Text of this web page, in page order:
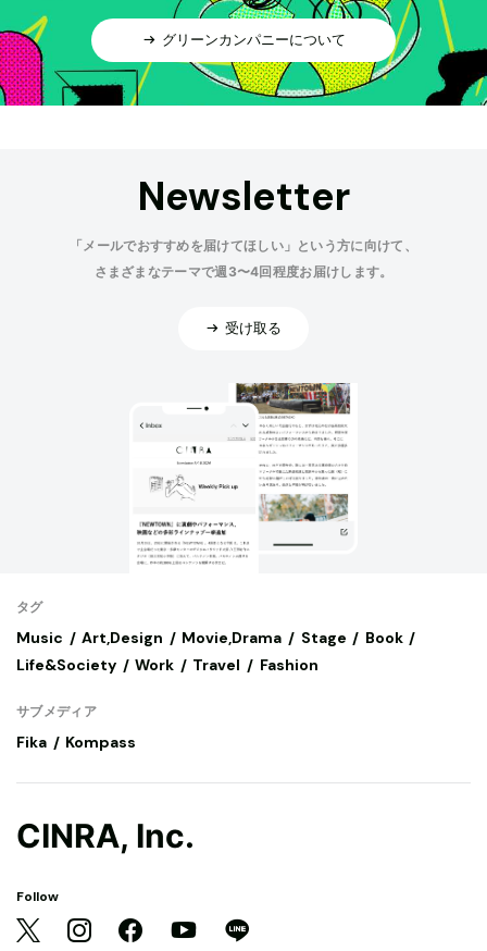
グリーンカンパニーについて
Newsletter
「メールでおすすめを届けてほしい」という方に向けて、
さまざまなテーマで週3〜4回程度お届けします。
受け取る
タグ
Music Art,Design Movie,Drama Stage
Book
Life&Society
Work Travel Fashion
サブメディア
Fika Kompass
CINRA, Inc.
Follow